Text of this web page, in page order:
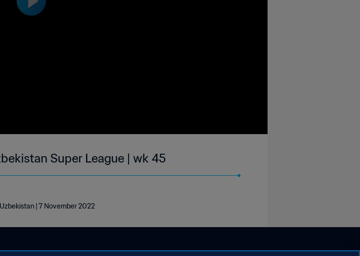
Super League | wk 45
| 7 November 2022